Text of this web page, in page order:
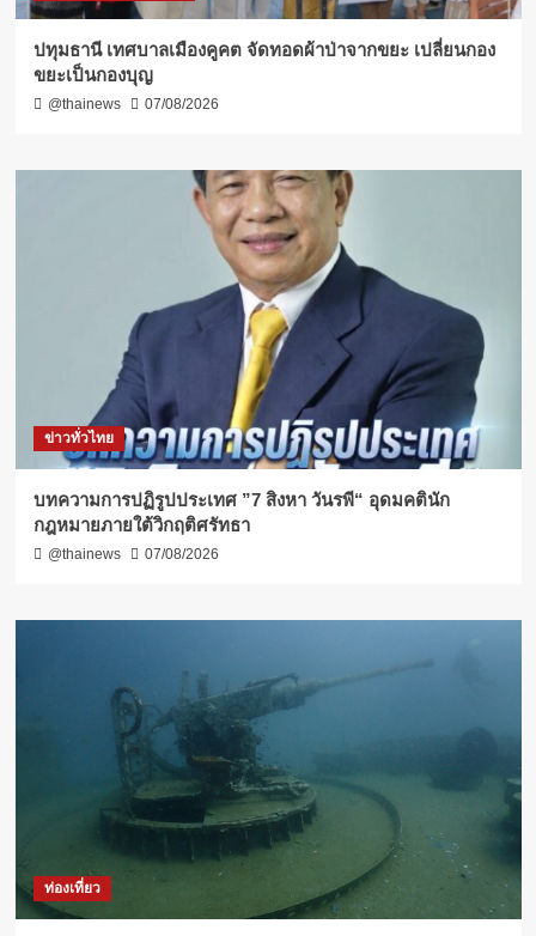
ปทุมธานี เทศบาลเมืองคูคต จัดทอดผ้าป่าจากขยะ เปลี่ยนกอง
ขยะเป็นกองบุญ
@thainews 07/08/2026
ข่าวทั่วไทย
บทความการปฏิรูปประเทศ ”7 สิงหา วันรพี“ อุดมคตินัก
กฎหมายภายใต้วิกฤติศรัทธา
@thainews 07/08/2026
ท่องเที่ยว